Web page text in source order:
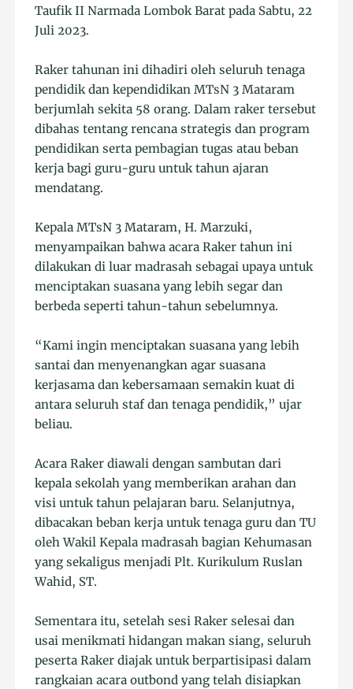
Taufik II Narmada Lombok Barat pada Sabtu, 22
Juli 2023.
Raker tahunan ini dihadiri oleh seluruh tenaga
pendidik dan kependidikan MTsN 3 Mataram
berjumlah sekita 58 orang. Dalam raker tersebut
dibahas tentang rencana strategis dan program
pendidikan serta pembagian tugas atau beban
kerja bagi guru-guru untuk tahun ajaran
mendatang.
Kepala MTsN 3 Mataram, H. Marzuki,
menyampaikan bahwa acara Raker tahun ini
dilakukan di luar madrasah sebagai upaya untuk
menciptakan suasana yang lebih segar dan
berbeda seperti tahun-tahun sebelumnya.
“Kami ingin menciptakan suasana yang lebih
santai dan menyenangkan agar suasana
kerjasama dan kebersamaan semakin kuat di
antara seluruh staf dan tenaga pendidik,” ujar
beliau.
Acara Raker diawali dengan sambutan dari
kepala sekolah yang memberikan arahan dan
visi untuk tahun pelajaran baru. Selanjutnya,
dibacakan beban kerja untuk tenaga guru dan TU
oleh Wakil Kepala madrasah bagian Kehumasan
yang sekaligus menjadi Plt. Kurikulum Ruslan
Wahid, ST.
Sementara itu, setelah sesi Raker selesai dan
usai menikmati hidangan makan siang, seluruh
peserta Raker diajak untuk berpartisipasi dalam
rangkaian acara outbond yang telah disiapkan